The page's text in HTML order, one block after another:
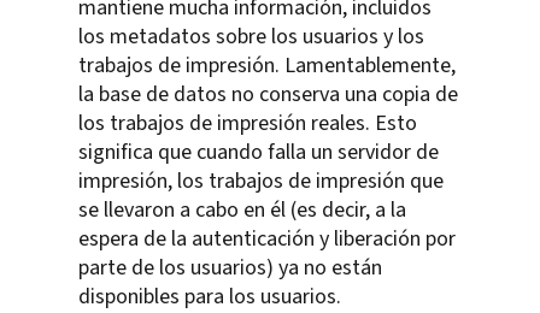
mantiene mucha información, incluidos
los metadatos sobre los usuarios y los
trabajos de impresión. Lamentablemente,
la base de datos no conserva una copia de
los trabajos de impresión reales. Esto
significa que cuando falla un servidor de
impresión, los trabajos de impresión que
se llevaron a cabo en él (es decir, a la
espera de la autenticación y liberación por
parte de los usuarios) ya no están
disponibles para los usuarios.